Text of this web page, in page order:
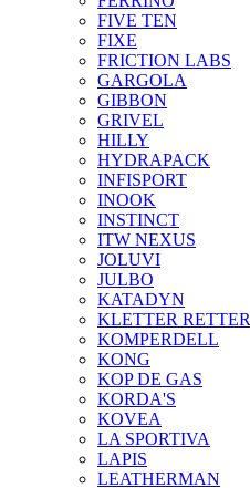
FIVE TEN
FIXE
FRICTION LABS
GARGOLA
GIBBON
GRIVEL
HILLY
HYDRAPACK
INFISPORT
INOOK
INSTINCT
ITW NEXUS
JOLUVI
JULBO
KATADYN
KLETTER RETTER
KOMPERDELL
KONG
KOP DE GAS
KORDA'S
KOVEA
LA SPORTIVA
LAPIS
LEATHERMAN